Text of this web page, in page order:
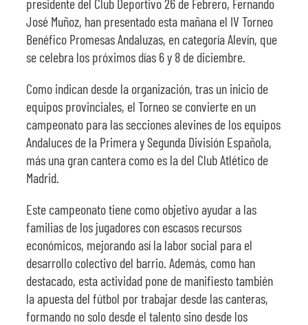
presidente del Club Deportivo 26 de Febrero, Fernando
José Muñoz, han presentado esta mañana el IV Torneo
Benéfico Promesas Andaluzas, en categoría Alevín, que
se celebra los próximos días 6 y 8 de diciembre.
Como indican desde la organización, tras un inicio de
equipos provinciales, el Torneo se convierte en un
campeonato para las secciones alevines de los equipos
Andaluces de la Primera y Segunda División Española,
más una gran cantera como es la del Club Atlético de
Madrid.
Este campeonato tiene como objetivo ayudar a las
familias de los jugadores con escasos recursos
económicos, mejorando así la labor social para el
desarrollo colectivo del barrio. Además, como han
destacado, esta actividad pone de manifiesto también
la apuesta del fútbol por trabajar desde las canteras,
formando no solo desde el talento sino desde los